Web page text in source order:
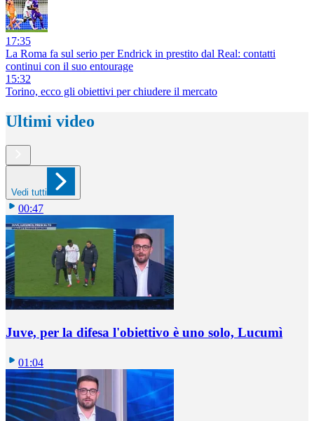
17:35
La Roma fa sul serio per Endrick in prestito dal Real: contatti
continui con il suo entourage
15:32
Torino, ecco gli obiettivi per chiudere il mercato
Ultimi video
Vedi tutti
00:47
Juve, per la difesa l'obiettivo è uno solo, Lucumì
01:04